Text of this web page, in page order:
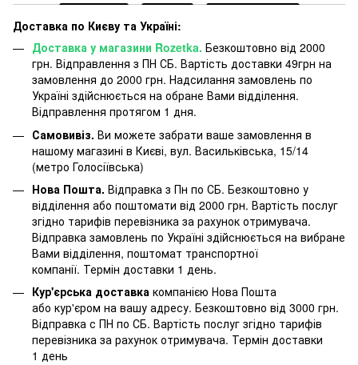
Доставка по Києву та Україні:
Доставка у магазини Rozetka. Безкоштовно від 2000
грн. Відправлення з ПН СБ. Вартість доставки 49грн на
замовлення до 2000 грн. Надсилання замовлень по
Україні здійснюється на обране Вами відділення.
Відправлення протягом 1 дня.
Самовивіз. Ви можете забрати ваше замовлення в
нашому магазині в Києві, вул. Васильківська, 15/14
(метро Голосіївська)
Нова Пошта. Відправка з Пн по СБ. Безкоштовно у
відділення або поштомати від 2000 грн. Вартість послуг
згідно тарифів перевізника за рахунок отримувача.
Відправка замовлень по Україні здійснюється на вибране
Вами відділення, поштомат транспортної
компанії. Термін доставки 1 день.
Кур'єрська доставка компанією Нова Пошта
або кур'єром на вашу адресу. Безкоштовно від 3000 грн.
Відправка с ПН по СБ. Вартість послуг згідно тарифів
перевізника за рахунок отримувача. Термін доставки
1 день